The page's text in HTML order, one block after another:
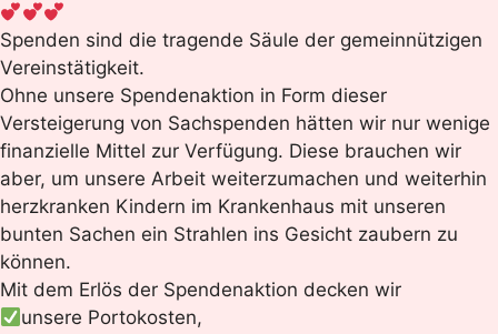
Spenden sind die tragende Säule der gemeinnützigen
Vereinstätigkeit.
Ohne unsere Spendenaktion in Form dieser
Versteigerung von Sachspenden hätten wir nur wenige
finanzielle Mittel zur Verfügung. Diese brauchen wir
aber, um unsere Arbeit weiterzumachen und weiterhin
herzkranken Kindern im Krankenhaus mit unseren
bunten Sachen ein Strahlen ins Gesicht zaubern zu
können.
Mit dem Erlös der Spendenaktion decken wir
unsere Portokosten,